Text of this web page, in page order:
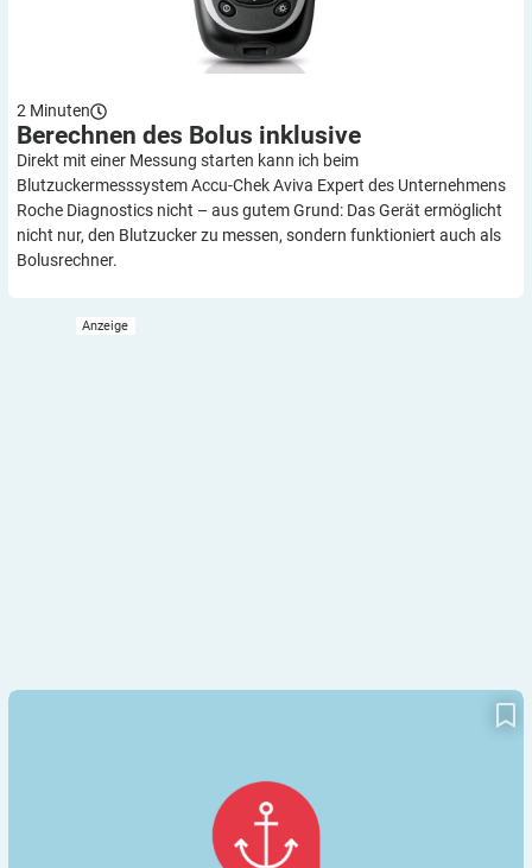
2 Minuten
Berechnen des Bolus inklusive
Direkt mit einer Messung starten kann ich beim
Blutzuckermesssystem Accu-Chek Aviva Expert des Unternehmens
Roche Diagnostics nicht – aus gutem Grund: Das Gerät ermöglicht
nicht nur, den Blutzucker zu messen, sondern funktioniert auch als
Bolusrechner.